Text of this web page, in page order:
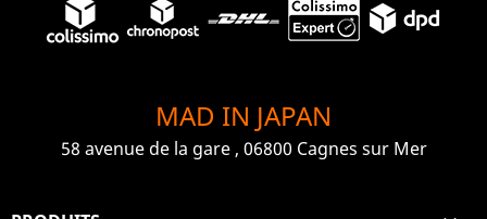
MAD IN JAPAN
58 avenue de la gare , 06800 Cagnes sur Mer